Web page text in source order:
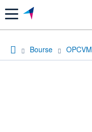
Menu
Bourse OPCVM